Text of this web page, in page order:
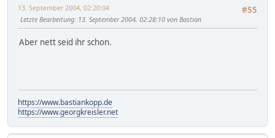
#55
13. September 2004, 02:20:04
Letzte Bearbeitung: 13. September 2004, 02:28:10 von Bastian
Aber nett seid ihr schon.
https://www.bastiankopp.de
https://www.georgkreisler.net